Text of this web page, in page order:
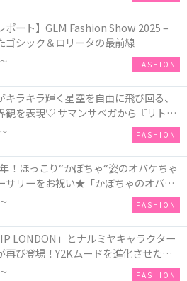
ポート】GLM Fashion Show 2025 –
ゴシック＆ロリータの最前線
FASHION
キラキラ輝く星空を自由に飛び回る、
観を表現♡ サマンサベガから『リトル
ズ』50周年アニバーサリーイヤー』を
FASHION
！ほっこり“かぼちゃ“姿のオバケちゃ
サリーをお祝い★「かぼちゃのオバケ
リー」が新発売！Q-pot CAFE.では
オバケーキプレート」も登場
FASHION
LONDON」とナルミヤキャラクター
再び登場！Y2Kムードを進化させた新
ンを発売♪
FASHION